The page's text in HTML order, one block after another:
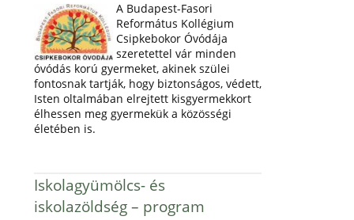
A Budapest-Fasori
Református Kollégium
Csipkebokor Óvódája
szeretettel vár minden
óvódás korú gyermeket, akinek szülei
fontosnak tartják, hogy biztonságos, védett,
Isten oltalmában elrejtett kisgyermekkort
élhessen meg gyermekük a közösségi
életében is.
Iskolagyümölcs- és
iskolazöldség – program